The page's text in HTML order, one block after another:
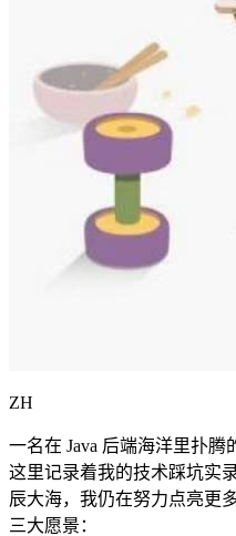
ZH
一名在 Java 后端海洋里扑腾
这里记录着我的技术踩坑实
辰大海，我仍在努力点亮更多
三大愿景：